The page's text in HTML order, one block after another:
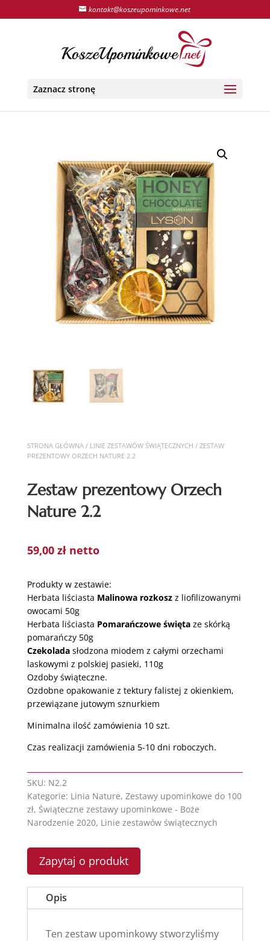
kontakt@koszeupominkowe.net
Zaznacz stronę
STRONA GŁÓWNA/ LINIE ZESTAWÓW ŚWIĄTECZNYCH / ZESTAW
PREZENTOWY ORZECH NATURE 2.2
Zestaw prezentowy Orzech
Nature 2.2
59,00 zł netto
Produkty w zestawie:
Herbata liściasta Malinowa rozkoszz liofilizowanymi
owocami 50g
Herbata liściasta Pomarańczowe świętaze skórką
pomarańczy 50g
Czekoladasłodzona miodem z całymi orzechami
laskowymi z polskiej pasieki, 110g
Ozdoby świąteczne.
Ozdobne opakowanie z tektury falistej z okienkiem,
przewiązane jutowym sznurkiem
Minimalna ilość zamówienia 10 szt.
Czas realizacji zamówienia 5-10 dni roboczych.
SKU: N2.2
Kategorie: Linia Nature, Zestawy upominkowe do 100
zł, Świąteczne zestawy upominkowe - Boże
Narodzenie 2020, Linie zestawów świątecznych
Zapytaj o produkt
Opis
Ten zestaw upominkowy stworzyliśmy